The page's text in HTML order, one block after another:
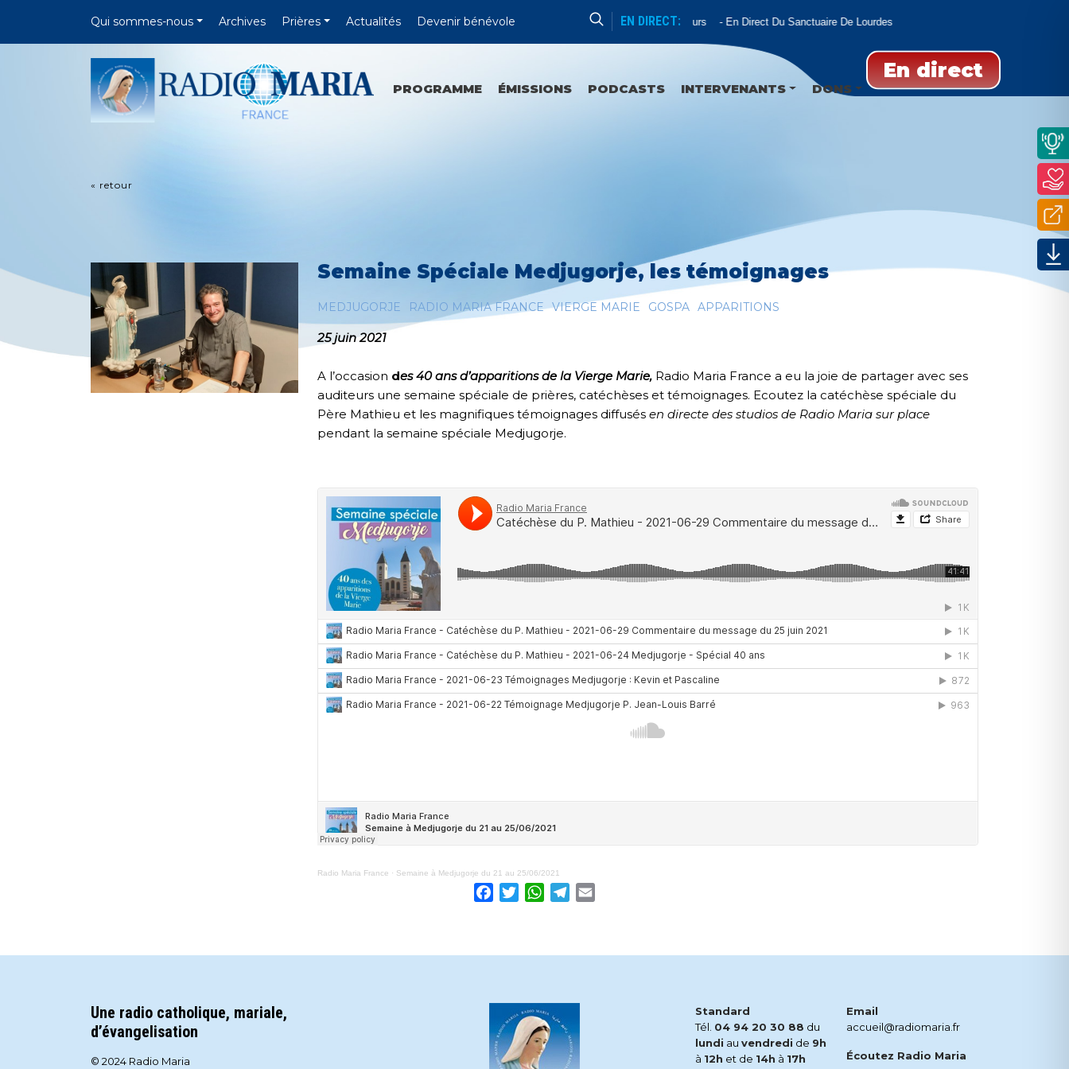
Qui sommes-nous Archives Prières Actualités Devenir bénévole EN DIRECT:
Chapelet De Lourdes Ou Ailleurs En Direct Du Sanctuaire De Lourdes
En direct
PROGRAMME ÉMISSIONS PODCASTS INTERVENANTS DONS
« retour
Semaine Spéciale Medjugorje, les témoignages
MEDJUGORJE RADIO MARIA FRANCE VIERGE MARIE GOSPA APPARITIONS
25 juin 2021
A l’occasion des 40 ans d’apparitions de la Vierge Marie, Radio Maria France a eu la joie de partager avec ses
auditeurs une semaine spéciale de prières, catéchèses et témoignages. Ecoutez la catéchèse spéciale du
Père Mathieu et les magnifiques témoignages diffusés en directe des studios de Radio Maria sur place
pendant la semaine spéciale Medjugorje.
Radio Maria France · Semaine à Medjugorje du 21 au 25/06/2021
Facebook
TwitterWhatsApp
Telegram
Une radio catholique, mariale,
d’évangelisation
© 2024 Radio Maria
Standard
Tél. 04 94 20 30 88 du
lundi au vendredi de 9h
à 12h et de 14h à 17h
Email
accueil@radiomaria.fr
Écoutez Radio Maria